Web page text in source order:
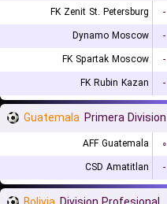
FK Zenit St. Petersburg -
Dynamo Moscow
-
FK Spartak Moscow
-
FK Rubin Kazan
-
Guatemala Primera Division
AFF Guatemala ۰
CSD Amatitlan
-